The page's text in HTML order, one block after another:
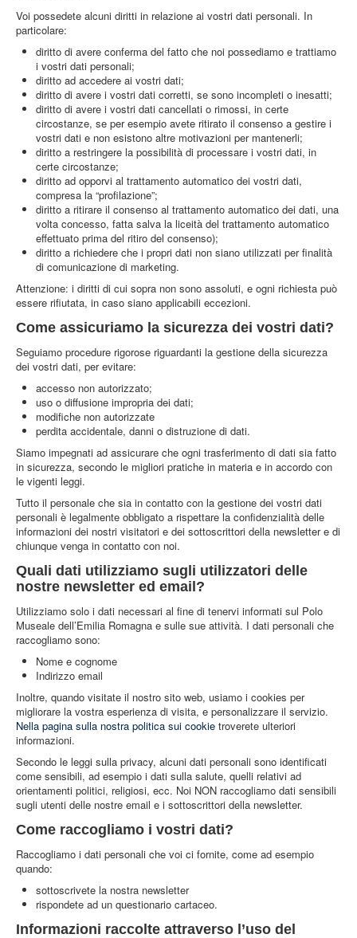
Voi possedete alcuni diritti in relazione ai vostri dati personali. In
particolare:
diritto di avere conferma del fatto che noi possediamo e trattiamo
i vostri dati personali;
diritto ad accedere ai vostri dati;
diritto di avere i vostri dati corretti, se sono incompleti o inesatti;
diritto di avere i vostri dati cancellati o rimossi, in certe
circostanze, se per esempio avete ritirato il consenso a gestire i
vostri dati e non esistono altre motivazioni per mantenerli;
diritto a restringere la possibilità di processare i vostri dati, in
certe circostanze;
diritto ad opporvi al trattamento automatico dei vostri dati,
compresa la “profilazione”;
diritto a ritirare il consenso al trattamento automatico dei dati, una
volta concesso, fatta salva la liceità del trattamento automatico
effettuato prima del ritiro del consenso);
diritto a richiedere che i propri dati non siano utilizzati per finalità
di comunicazione di marketing.
Attenzione: i diritti di cui sopra non sono assoluti, e ogni richiesta può
essere rifiutata, in caso siano applicabili eccezioni.
Come assicuriamo la sicurezza dei vostri dati?
Seguiamo procedure rigorose riguardanti la gestione della sicurezza
dei vostri dati, per evitare:
accesso non autorizzato;
uso o diffusione impropria dei dati;
modifiche non autorizzate
perdita accidentale, danni o distruzione di dati.
Siamo impegnati ad assicurare che ogni trasferimento di dati sia fatto
in sicurezza, secondo le migliori pratiche in materia e in accordo con
le vigenti leggi.
Tutto il personale che sia in contatto con la gestione dei vostri dati
personali è legalmente obbligato a rispettare la confidenzialità delle
informazioni dei nostri visitatori e dei sottoscrittori della newsletter e di
chiunque venga in contatto con noi.
Quali dati utilizziamo sugli utilizzatori delle
nostre newsletter ed email?
Utilizziamo solo i dati necessari al fine di tenervi informati sul Polo
Museale dell’Emilia Romagna e sulle sue attività. I dati personali che
raccogliamo sono:
Nome e cognome
Indirizzo email
Inoltre, quando visitate il nostro sito web, usiamo i cookies per
migliorare la vostra esperienza di visita, e personalizzare il servizio.
Nella pagina sulla nostra politica sui cookie troverete ulteriori
informazioni.
Secondo le leggi sulla privacy, alcuni dati personali sono identificati
come sensibili, ad esempio i dati sulla salute, quelli relativi ad
orientamenti politici, religiosi, ecc. Noi NON raccogliamo dati sensibili
sugli utenti delle nostre email e i sottoscrittori della newsletter.
Come raccogliamo i vostri dati?
Raccogliamo i dati personali che voi ci fornite, come ad esempio
quando:
sottoscrivete la nostra newsletter
rispondete ad un questionario cartaceo.
Informazioni raccolte attraverso l’uso del